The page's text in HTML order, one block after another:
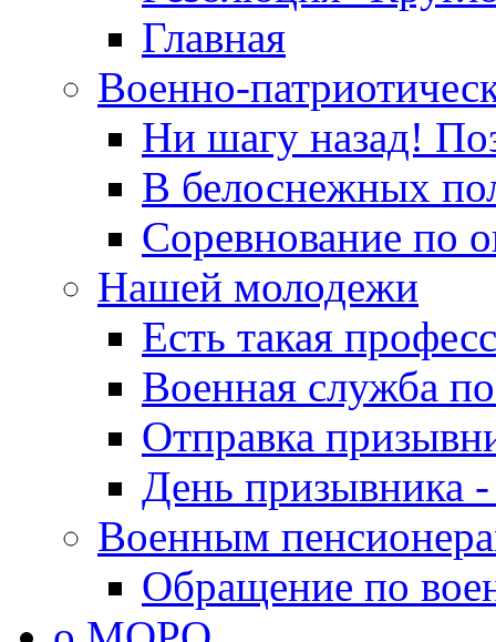
Главная
Военно-
Ни шагу назад!
В белоснежных
Соревнование по
Нашей молодежи
Есть такая
Военная служба
Отправка
День призывника
Военным
Обращение по